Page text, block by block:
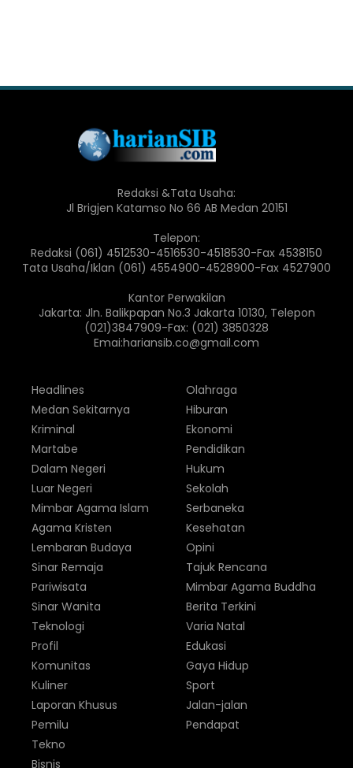
Redaksi &Tata Usaha:
Jl Brigjen Katamso No 66 AB Medan 20151
Telepon:
Redaksi (061) 4512530-4516530-4518530-Fax 4538150
Tata Usaha/Iklan (061) 4554900-4528900-Fax 4527900
Kantor Perwakilan
Jakarta: Jln. Balikpapan No.3 Jakarta 10130, Telepon
(021)3847909-Fax: (021) 3850328
Emai:hariansib.co@gmail.com
Headlines
Medan Sekitarnya
Kriminal
Martabe
Dalam Negeri
Luar Negeri
Olahraga
Hiburan
Ekonomi
Pendidikan
Hukum
Sekolah
Mimbar Agama Islam
Agama Kristen
Lembaran Budaya
Sinar Remaja
Pariwisata
Sinar Wanita
Serbaneka
Kesehatan
Opini
Tajuk Rencana
Mimbar Agama Buddha
Berita Terkini
Teknologi
Profil
Komunitas
Kuliner
Laporan Khusus
Pemilu
Varia Natal
Edukasi
Gaya Hidup
Sport
Jalan-jalan
Pendapat
Tekno
Bisnis